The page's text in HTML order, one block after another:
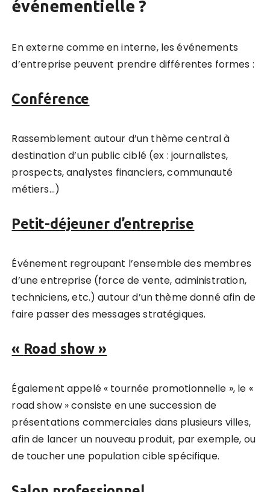
événementielle ?
En externe comme en interne, les événements
d’entreprise peuvent prendre différentes formes :
Conférence
Rassemblement autour d’un thème central à
destination d’un public ciblé (ex : journalistes,
prospects, analystes financiers, communauté
métiers…)
Petit-déjeuner d’entreprise
Événement regroupant l’ensemble des membres
d’une entreprise (force de vente, administration,
techniciens, etc.) autour d’un thème donné afin de
faire passer des messages stratégiques.
« Road show »
Également appelé « tournée promotionnelle », le «
road show » consiste en une succession de
présentations commerciales dans plusieurs villes,
afin de lancer un nouveau produit, par exemple, ou
de toucher une population cible spécifique.